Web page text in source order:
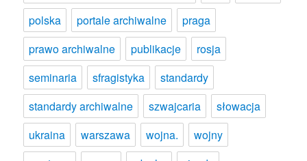
polska
portale archiwalne
praga
prawo archiwalne
publikacje
rosja
seminaria
sfragistyka
standardy
standardy archiwalne
szwajcaria
słowacja
ukraina
warszawa wojna.
wojny